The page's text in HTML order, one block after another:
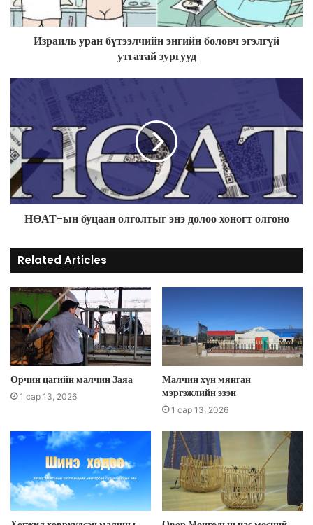
a
Израиль уран бүтээлчийн энгийн боловч эгэлгүй
утгатай зургууд
НӨАТ-ын буцаан олголтыг энэ долоо хоногт олгоно
Related Articles
Орчин цагийн малчин Заяа
1 сар 13, 2026
Малчин хүн мянган
мэргэжлийн эзэн
1 сар 13, 2026